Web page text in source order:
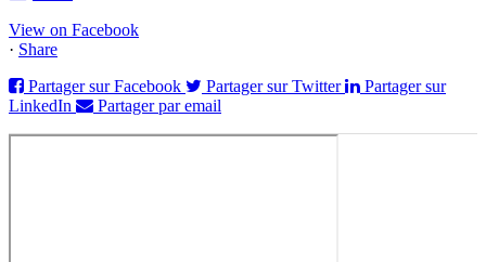
View on Facebook
· Share
Partager sur Facebook
Partager sur Twitter
Partager sur
LinkedIn
Partager par email